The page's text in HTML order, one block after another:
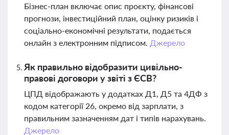
Бізнес-план включає опис проєкту, фінансові
прогнози, інвестиційний план, оцінку ризиків і
соціально-економічні результати, подається
онлайн з електронним підписом. Джерело
Як правильно відобразити цивільно-
правові договори у звіті з ЄСВ?
ЦПД відображають у додатках Д1, Д5 та 4ДФ з
кодом категорії 26, окремо від зарплати, з
правильним зазначенням дат і типів нарахувань.
Джерело